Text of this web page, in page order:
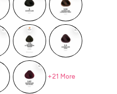
+21 More